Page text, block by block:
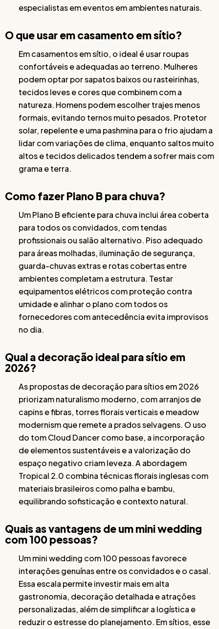
especialistas em eventos em ambientes naturais.
O que usar em casamento em sítio?
Em casamentos em sítio, o ideal é usar roupas
confortáveis e adequadas ao terreno. Mulheres
podem optar por sapatos baixos ou rasteirinhas,
tecidos leves e cores que combinem com a
natureza. Homens podem escolher trajes menos
formais, evitando ternos muito pesados. Protetor
solar, repelente e uma pashmina para o frio ajudam a
lidar com variações de clima, enquanto saltos muito
altos e tecidos delicados tendem a sofrer mais com
grama e terra.
Como fazer Plano B para chuva?
Um Plano B eficiente para chuva inclui área coberta
para todos os convidados, com tendas
profissionais ou salão alternativo. Piso adequado
para áreas molhadas, iluminação de segurança,
guarda-chuvas extras e rotas cobertas entre
ambientes completam a estrutura. Testar
equipamentos elétricos com proteção contra
umidade e alinhar o plano com todos os
fornecedores com antecedência evita improvisos
no dia.
Qual a decoração ideal para sítio em
2026?
As propostas de decoração para sítios em 2026
priorizam naturalismo moderno, com arranjos de
capins e fibras, torres florais verticais e meadow
modernism que remete a prados selvagens. O uso
do tom Cloud Dancer como base, a incorporação
de elementos sustentáveis e a valorização do
espaço negativo criam leveza. A abordagem
Tropical 2.0 combina técnicas florais inglesas com
materiais brasileiros como palha e bambu,
equilibrando sofisticação e contexto natural.
Quais as vantagens de um mini wedding
com 100 pessoas?
Um mini wedding com 100 pessoas favorece
interações genuínas entre os convidados e o casal.
Essa escala permite investir mais em alta
gastronomia, decoração detalhada e atrações
personalizadas, além de simplificar a logística e
reduzir o estresse do planejamento. Em sítios, esse